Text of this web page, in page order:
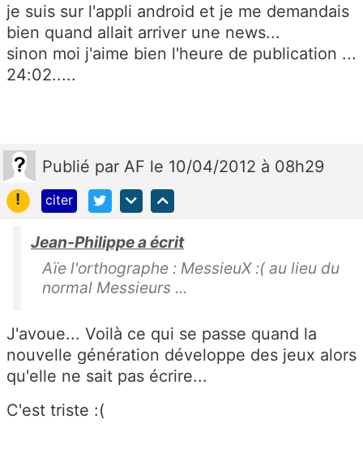
je suis sur l'appli android et je me demandais
bien quand allait arriver une news...
sinon moi j'aime bien l'heure de publication ...
24:02.....
Publié par AF le 10/04/2012 à 08h29
!
citer
Jean-Philippe a écrit
Aïe l'orthographe : MessieuX :( au lieu du
normal Messieurs ...
J'avoue... Voilà ce qui se passe quand la
nouvelle génération développe des jeux alors
qu'elle ne sait pas écrire...
C'est triste :(